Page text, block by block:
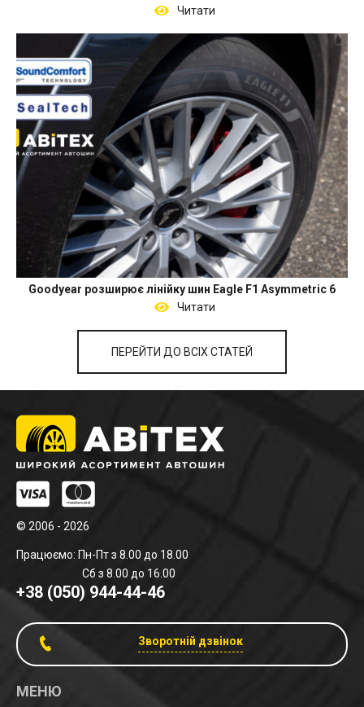
Читати
Goodyear розширює лінійку шин Eagle F1 Asymmetric 6
Читати
ПЕРЕЙТИ ДО ВСІХ СТАТЕЙ
© 2006 - 2026
Працюємо: Пн-Пт з 8.00 до 18.00
Сб з 8.00 до 16.00
+38 (050) 944-44-46
Зворотній дзвінок
МЕНЮ